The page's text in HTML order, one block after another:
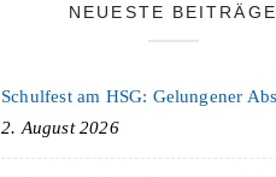
NEUESTE BEITRÄGE
2. August 2026